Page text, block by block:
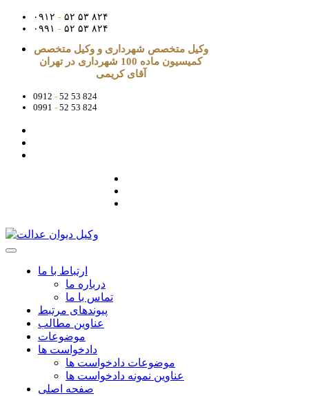
۰۹۱۲ - ۵۲ ۵۳ ۸۲۴
۰۹۹۱ - ۵۲ ۵۳ ۸۲۴
وکیل متخصص شهرداری و وکیل متخصص
کمیسیون ماده 100 شهرداری در تهران
آقای کریمی
0912 - 52 53 824
0991 - 52 53 824
ارتباط با ما
درباره ما
تماس با ما
پیوندهای مرتبط
عناوین مطالب
موضوعات
دادخواست ها
موضوعات دادخواست ها
عناوین نمونه دادخواست ها
صفحه اصلی